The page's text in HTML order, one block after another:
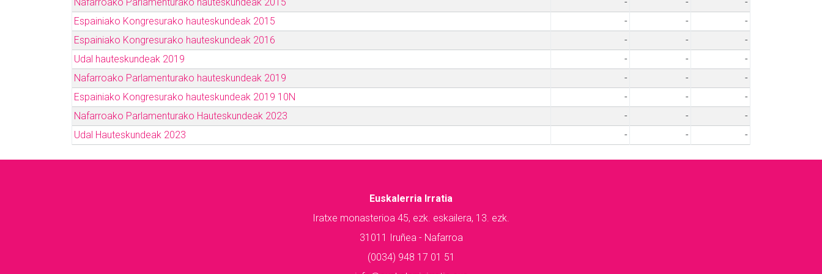
Espainiako Kongresurako hauteskundeak 2015
- -
-
Espainiako Kongresurako hauteskundeak 2016
- -
-
Udal hauteskundeak 2019
- -
-
Nafarroako Parlamenturako hauteskundeak 2019
- -
-
Espainiako Kongresurako hauteskundeak 2019 10N
- -
-
Nafarroako Parlamenturako Hauteskundeak 2023
- -
-
Udal Hauteskundeak 2023
- - -
Euskalerria Irratia
Iratxe monasterioa 45, ezk. eskailera, 13. ezk.
31011 Iruñea - Nafarroa
(0034) 948 17 01 51